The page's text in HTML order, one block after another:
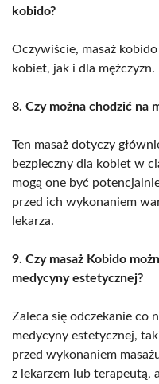
kobido?
Oczywiście, masaż
kobiet, jak i dla mężczyzn.
8. Czy można chodzić na
Ten masaż dotyczy
bezpieczny dla kobiet w
mogą one być
przed ich wykonaniem
lekarza.
9. Czy masaż Kobido
medycyny estetycznej?
Zaleca się odczekanie co
medycyny estetycznej,
przed wykonaniem
z lekarzem lub terapeutą,